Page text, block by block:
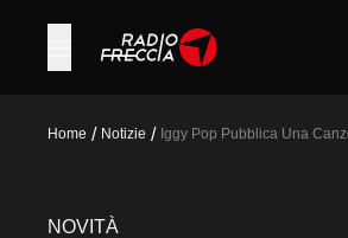
Home / Notizie / Iggy Pop Pubblica Una
NOVITÀ